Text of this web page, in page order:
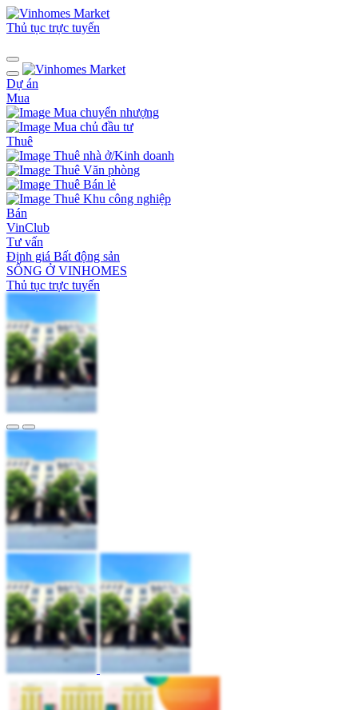
Thủ tục trực tuyến
Dự án
Mua
Mua chuyển nhượng
Mua chủ đầu tư
Thuê
Thuê nhà ở/Kinh doanh
Thuê Văn phòng
Thuê Bán lẻ
Thuê Khu công nghiệp
Bán
VinClub
Tư vấn
Định giá Bất động sản
SỐNG Ở VINHOMES
Thủ tục trực tuyến